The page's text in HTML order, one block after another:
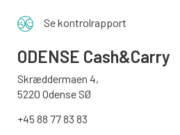
Se kontrolrapport
ODENSE Cash&Carry
Skræddermaen 4,
5220 Odense SØ
+45 88 77 83 83